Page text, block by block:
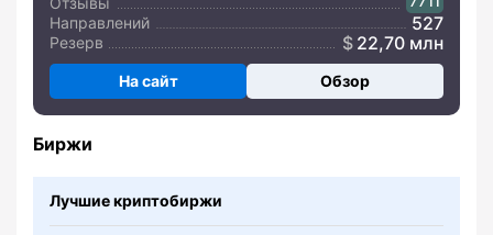
Направлений 527
Резерв 22,70 млн
На сайт Обзор
Биржи
Лучшие криптобиржи